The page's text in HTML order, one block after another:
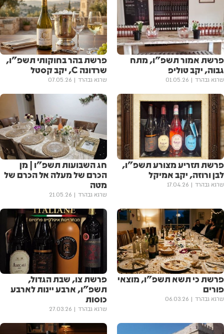
פרשת אמור תשפ"ו, מתח
גבוה, יקב טוליפ
שרגא גבהרד 01.05.26
פרשת בהר בחוקותי תשפ"ו,
שרדונה C, יקב קסטל
שרגא גבהרד 07.05.26
פרשת תזריע מצורע תשפ"ו,
לבן ורוזה, יקב אמיקל
שרגא גבהרד 17.04.26
חג השבועות תשפ"ו | מן
הכרם של מעלה אל הכרם של
מטה
שרגא גבהרד 21.05.26
פרשת כי תשא תשפ"ו, מוצאי
פורים
שרגא גבהרד 06.03.26
פרשת צו, שבת הגדול,
תשפ"ו, ארבע יינות לארבע
כוסות
שרגא גבהרד 27.03.26